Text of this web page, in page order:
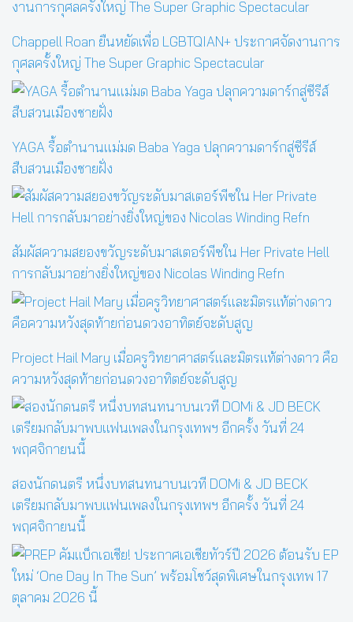
Chappell Roan ยืนหยัดเพื่อ LGBTQIAN+ ประกาศจัดงานการ
กุศลครั้งใหญ่ The Super Graphic Spectacular
YAGA รื้อตำนานแม่มด Baba Yaga ปลุกความดาร์กสู่ซีรีส์
สืบสวนเมืองชายฝั่ง
สัมผัสความสยองขวัญระดับมาสเตอร์พีซใน Her Private Hell
การกลับมาอย่างยิ่งใหญ่ของ Nicolas Winding Refn
Project Hail Mary เมื่อครูวิทยาศาสตร์และมิตรแท้ต่างดาว คือ
ความหวังสุดท้ายก่อนดวงอาทิตย์จะดับสูญ
สองนักดนตรี หนึ่งบทสนทนาบนเวที DOMi & JD BECK
เตรียมกลับมาพบแฟนเพลงในกรุงเทพฯ อีกครั้ง วันที่ 24
พฤศจิกายนนี้